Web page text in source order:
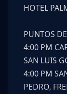
HOTEL
PUNTOS
4:00 PM
SAN LUIS
4:00 PM
PEDRO,